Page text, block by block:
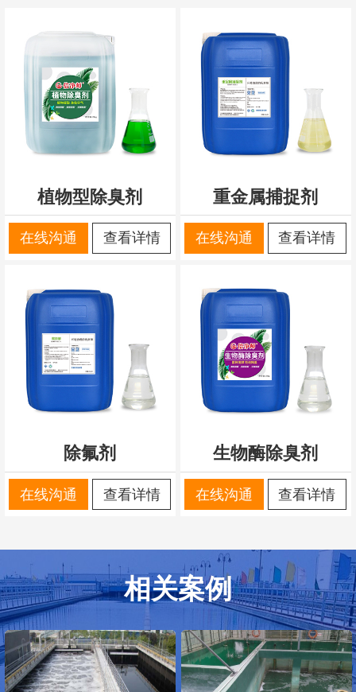
植物型除臭剂
在线沟通 查看详情
重金属捕捉剂
在线沟通 查看详情
除氟剂
在线沟通 查看详情
生物酶除臭剂
在线沟通 查看详情
相关案例